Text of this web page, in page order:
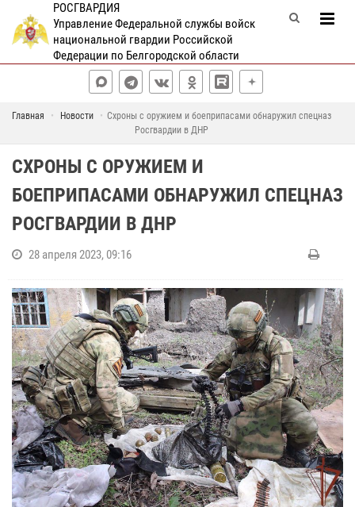
РОСГВАРДИЯ
Управление Федеральной службы войск
национальной гвардии Российской
Федерации по Белгородской области
Главная Новости
Схроны с оружием и боеприпасами обнаружил спецназ
Росгвардии в ДНР
СХРОНЫ С ОРУЖИЕМ И
БОЕПРИПАСАМИ ОБНАРУЖИЛ СПЕЦНАЗ
РОСГВАРДИИ В ДНР
28 апреля 2023, 09:16